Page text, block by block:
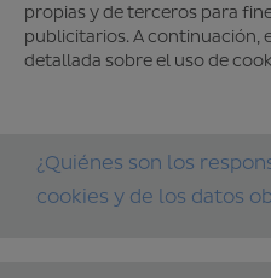
propias y de terceros para
publicitarios. A
detallada sobre el uso de
¿Quiénes son los
cookies y de los datos